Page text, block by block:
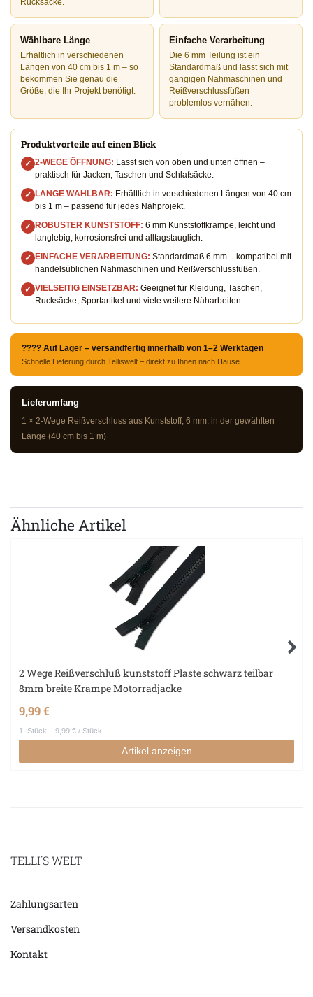
Rucksäcke.
Wählbare Länge
Erhältlich in verschiedenen
Längen von 40 cm bis 1 m – so
bekommen Sie genau die
Größe, die Ihr Projekt benötigt.
Einfache Verarbeitung
Die 6 mm Teilung ist ein
Standardmaß und lässt sich mit
gängigen Nähmaschinen und
Reißverschlussfüßen
problemlos vernähen.
Produktvorteile auf einen Blick
✓ 2-WEGE ÖFFNUNG: Lässt sich von oben und unten öffnen –
praktisch für Jacken, Taschen und Schlafsäcke.
✓ LÄNGE WÄHLBAR: Erhältlich in verschiedenen Längen von 40 cm
bis 1 m – passend für jedes Nähprojekt.
✓ ROBUSTER KUNSTSTOFF: 6 mm Kunststoffkrampe, leicht und
langlebig, korrosionsfrei und alltagstauglich.
✓ EINFACHE VERARBEITUNG: Standardmaß 6 mm – kompatibel mit
handelsüblichen Nähmaschinen und Reißverschlussfüßen.
✓ VIELSEITIG EINSETZBAR: Geeignet für Kleidung, Taschen,
Rucksäcke, Sportartikel und viele weitere Näharbeiten.
???? Auf Lager – versandfertig innerhalb von 1–2 Werktagen
Schnelle Lieferung durch Telliswelt – direkt zu Ihnen nach Hause.
Lieferumfang
1 × 2-Wege Reißverschluss aus Kunststoff, 6 mm, in der gewählten
Länge (40 cm bis 1 m)
Ähnliche Artikel
2 Wege Reißverschluß kunststoff Plaste schwarz teilbar
8mm breite Krampe Motorradjacke
9,99 €
1 Stück | 9,99 € / Stück
Artikel anzeigen
TELLI´S WELT
Zahlungsarten
Versandkosten
Kontakt